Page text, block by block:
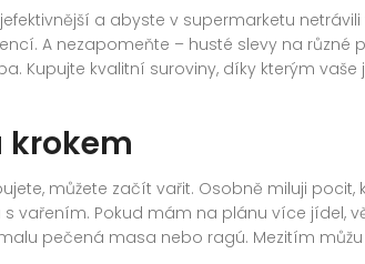
a abyste v supermarketu
A nezapomeňte – husté slevy na různé
Kupujte kvalitní suroviny, díky kterým
krokem
můžete začít vařit. Osobně miluji pocit,
vařením. Pokud mám na plánu více jídel,
pečená masa nebo ragú. Mezitím